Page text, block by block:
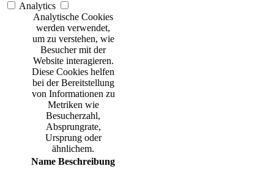
Analytics
Analytische Cookies
werden verwendet,
um zu verstehen, wie
Besucher mit der
Website interagieren.
Diese Cookies helfen
bei der Bereitstellung
von Informationen zu
Metriken wie
Besucherzahl,
Absprungrate,
Ursprung oder
ähnlichem.
Name Beschreibung